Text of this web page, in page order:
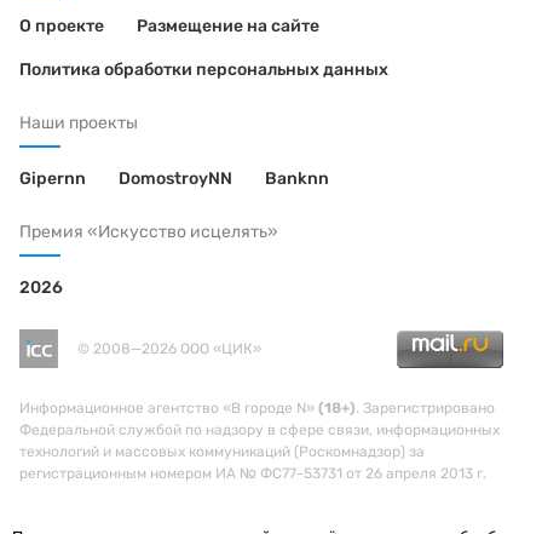
О проекте Размещение на сайте
Политика обработки персональных данных
Наши проекты
Gipernn DomostroyNN Banknn
Премия «Искусство исцелять»
2026
© 2008—2026 ООО «ЦИК»
Информационное агентство «В городе N» (18+). Зарегистрировано
Федеральной службой по надзору в сфере связи, информационных
технологий и массовых коммуникаций (Роскомнадзор) за
регистрационным номером ИА № ФС77-53731 от 26 апреля 2013 г.